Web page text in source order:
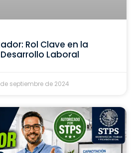
Rol Clave en la
Laboral
septiembre de 2024